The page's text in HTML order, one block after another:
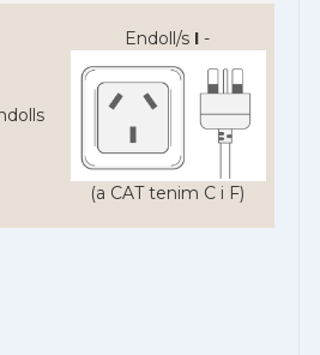
Endoll/s I -
(a CAT tenim C i F)